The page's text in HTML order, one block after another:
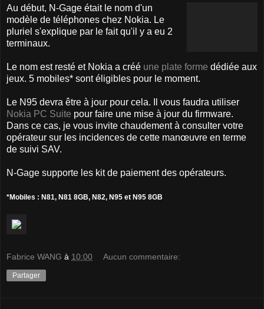
Au début, N-Gage était le nom d'un
modèle de téléphones chez Nokia. Le
pluriel s'explique par le fait qu'il y a eu 2
terminaux.
Le nom est resté et Nokia a créé une plate forme dédiée aux
jeux. 5 mobiles* sont éligibles pour le moment.
Le N95 devra être à jour pour cela. Il vous faudra utiliser
Nokia PC Suite pour faire une mise à jour du firmware.
Dans ce cas, je vous invite chaudement à consulter votre
opérateur sur les incidences de cette manœuvre en terme
de suivi SAV.
N-Gage supporte les kit de paiement des opérateurs.
*Mobiles : N81, N81 8GB, N82, N95 et N95 8GB
Fabrice WANG à 10:00 Aucun commentaire:
Partager